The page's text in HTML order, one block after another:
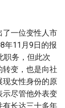
了一位变性人市
年11月9日的报
职务，但此次
变，也是向社
现女性身份的原
示尽管他外表变
有长达三十多年